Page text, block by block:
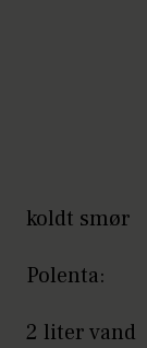
koldt smør
Polenta:
2 liter vand